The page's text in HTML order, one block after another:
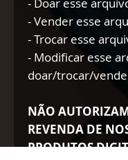
- Vender esse
- Trocar esse
- Modificar esse
doar/trocar/
NÃO
REVENDA DE
PRODUTOS